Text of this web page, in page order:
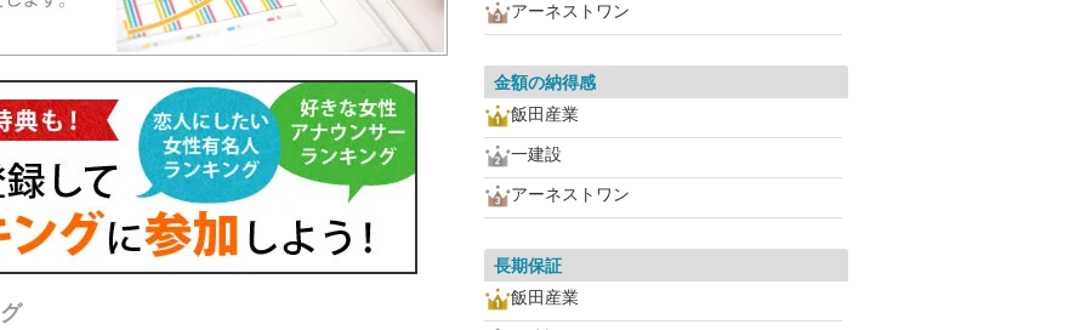
アーネストワン
金額の納得感
飯田産業
一建設
アーネストワン
長期保証
飯田産業